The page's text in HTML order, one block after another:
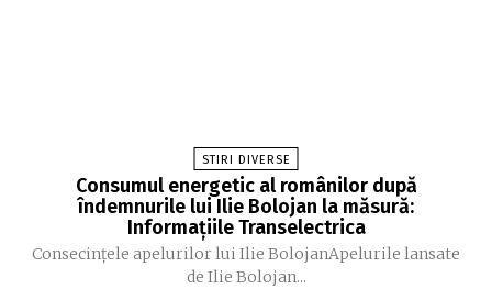
STIRI DIVERSE
Consumul energetic al românilor după
îndemnurile lui Ilie Bolojan la măsură:
Informațiile Transelectrica
Consecințele apelurilor lui Ilie BolojanApelurile lansate
de Ilie Bolojan...